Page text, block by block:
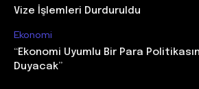
Vize İşlemleri Durduruldu
Ekonomi
“Ekonomi Uyumlu Bir Para
Duyacak”